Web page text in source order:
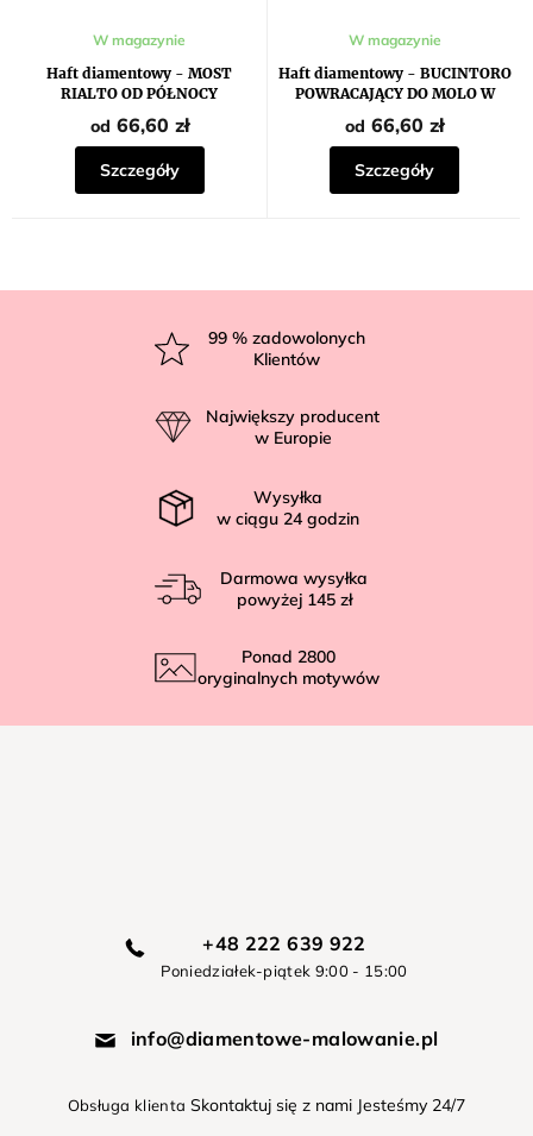
Haft diamentowy - MOST
RIALTO OD PÓŁNOCY
(CANALETTO)
W magazynie
od 66,60 zł
Szczegóły
Haft diamentowy - BUCINTORO
POWRACAJĄCY DO MOLO W
DZIEŃ WNIEBOWSTĄPIENIA
(CANALETTO)
W magazynie
od 66,60 zł
Szczegóły
99 % zadowolonych
Klientów
Największy producent
w Europie
Wysyłka
w ciągu 24 godzin
Darmowa wysyłka
powyżej 145 zł
Ponad 2800
oryginalnych motywów
+48 222 639 922
Poniedziałek-piątek 9:00 - 15:00
info@diamentowe-malowanie.pl
Obsługa klienta Skontaktuj się z nami Jesteśmy 24/7